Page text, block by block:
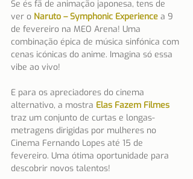
Se és fã de animação japonesa, tens de
ver o Naruto – Symphonic Experience a 9
de fevereiro na MEO Arena! Uma
combinação épica de música sinfónica com
cenas icónicas do anime. Imagina só essa
vibe ao vivo!
E para os apreciadores do cinema
alternativo, a mostra Elas Fazem Filmes
traz um conjunto de curtas e longas-
metragens dirigidas por mulheres no
Cinema Fernando Lopes até 15 de
fevereiro. Uma ótima oportunidade para
descobrir novos talentos!